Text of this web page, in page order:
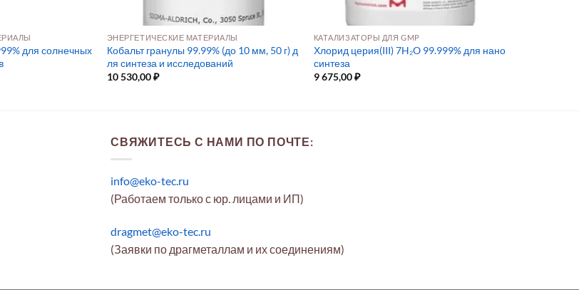
для солнечных
ЭНЕРГЕТИЧЕСКИЕ МАТЕРИАЛЫ
Кобальт гранулы 99.99% (до 10 мм, 50 г) д
ля синтеза и исследований
10 530,00₽
КАТАЛИЗАТОРЫ ДЛЯ GMP
Хлорид церия(III) 7H₂O 99.999% для нано
синтеза
9 675,00₽
СВЯЖИТЕСЬ С НАМИ ПО ПОЧТЕ:
info@eko-tec.ru
(Работаем только с юр. лицами и ИП)
dragmet@eko-tec.ru
(Заявки по драгметаллам и их соединениям)